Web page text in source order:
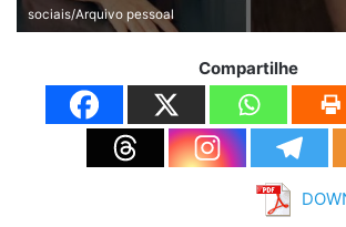
sociais/Arquivo pessoal
Compartilhe